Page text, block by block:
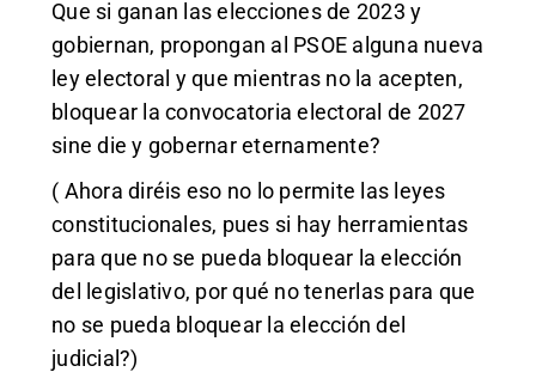
Que si ganan las elecciones de 2023 y
gobiernan, propongan al PSOE alguna nueva
ley electoral y que mientras no la acepten,
bloquear la convocatoria electoral de 2027
sine die y gobernar eternamente?
( Ahora diréis eso no lo permite las leyes
constitucionales, pues si hay herramientas
para que no se pueda bloquear la elección
del legislativo, por qué no tenerlas para que
no se pueda bloquear la elección del
judicial?)